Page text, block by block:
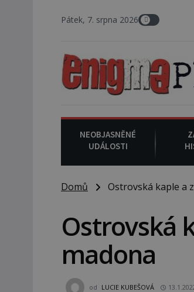
Pátek, 7. srpna 2026 7.
NEOBJASNĚNÉ
UDÁLOSTI
Domů Ostrovská kaple a
Ostrovská
madona
od LUCIE KUBEŠOVÁ